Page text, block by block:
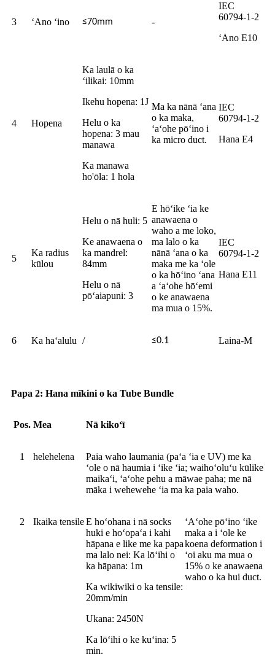
3 ʻAno ʻino ≤70mm -
IEC
60794-1-2
ʻAno E10
4 Hopena
Ka laulā o ka
ʻilikai: 10mm
Ikehu hopena: 1J
Helu o ka
hopena: 3 mau
manawa
Ka manawa
ho'ōla: 1 hola
Ma ka nānā ʻana
o ka maka,
ʻaʻohe pōʻino i
ka micro duct.
IEC
60794-1-2
Hana E4
5
Ka radius
kūlou
Helu o nā huli: 5
Ke anawaena o
ka mandrel:
84mm
Helu o nā
pōʻaiapuni: 3
E hōʻike ʻia ke
anawaena o
waho a me loko,
ma lalo o ka
nānā ʻana o ka
maka me ka ʻole
o ka hōʻino ʻana
a ʻaʻohe hōʻemi
o ke anawaena
ma mua o 15%.
IEC
60794-1-2
Hana E11
6 Ka haʻalulu / ≤0.1 Laina-M
Papa 2: Hana mīkini o ka Tube Bundle
Pos. Mea Nā kikoʻī
1 helehelena
Paia waho laumania (paʻa ʻia e UV) me ka
ʻole o nā haumia i ʻike ʻia; waihoʻoluʻu kūlike
maikaʻi, ʻaʻohe pehu a māwae paha; me nā
māka i wehewehe ʻia ma ka paia waho.
2 Ikaika tensileE hoʻohana i nā socks
huki e hoʻopaʻa i kahi
hāpana e like me ka papa
ma lalo nei: Ka lōʻihi o
ka hāpana: 1m
Ka wikiwiki o ka tensile:
20mm/min
Ukana: 2450N
Ka lōʻihi o ke kuʻina: 5
min.
ʻAʻohe pōʻino ʻike
maka a i ʻole ke
koena deformation i
ʻoi aku ma mua o
15% o ke anawaena
waho o ka hui duct.